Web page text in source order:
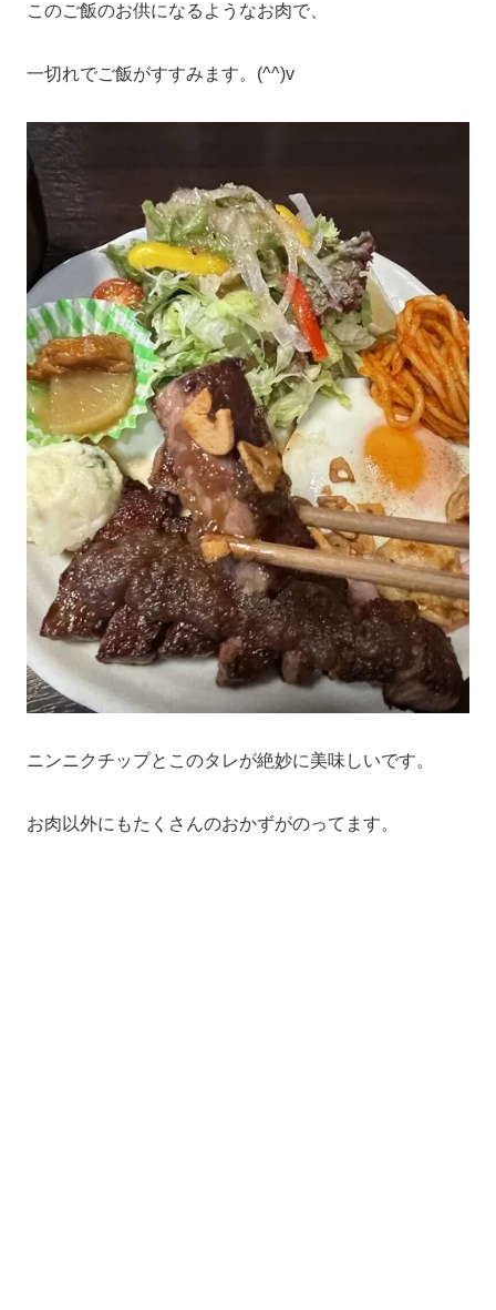
このご飯のお供になるようなお肉で、
一切れでご飯がすすみます。(^^)v
ニンニクチップとこのタレが絶妙に美味しいです。
お肉以外にもたくさんのおかずがのってます。